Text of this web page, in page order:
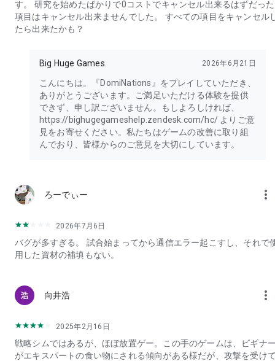
▽ 公式Twitter
https://twitter.com/dominationsJP
ゲーム内の「設定」アイコン＞「カスタマーサポート」メニュ
ー、または公式サイトからご連絡ください。
[Googleアクセス権限許可のお願い]
本アプリは快適なプレイ環境を提供するため、以下のアクセス
権限に対する許可を要請しております。
- 写真/メディア/ファイルへのアクセス権限: 追加コンテンツダ
ウンロード及びにカスタマーセンターへのスクリーンショット
アプリに対するアクセス許可は全てアプリを実行するために必
情報を保存することはございません。
ご不明点などがございましたら、お気軽にカスタマーサポート
す。 研究を始めたばかりで0コストでキャンセル出来るはずだった
項目はキャンセル出来ませんでした。 すべての項目をキャンセル
たら出来たかも？
Big Huge Games. 2026年6月21日
こんにちは。『DomiNations』をプレイしていただき、
ありがとうございます。ご満足いただける体験を提供
できず、申し訳ございません。もしよろしければ、
https://bighugegameshelp.zendesk.com/hc/ よりご意
見をお寄せください。私たちはゲームの改善に取り組
んでおり、皆様からのご意見を大切にしています。
ろーでぃー more_vert
2026年7月6日
バグが多すぎる。 試合始まってから通信エラー起こすし、それで
用した資材の補填もない。
向井浩 more_vert
2025年2月16日
戦略シムではあるが、ほぼ放置ゲー。この手のゲームは、ビギナ
がエキスパートの食い物にされる傾向がある様だが、攻撃を受け